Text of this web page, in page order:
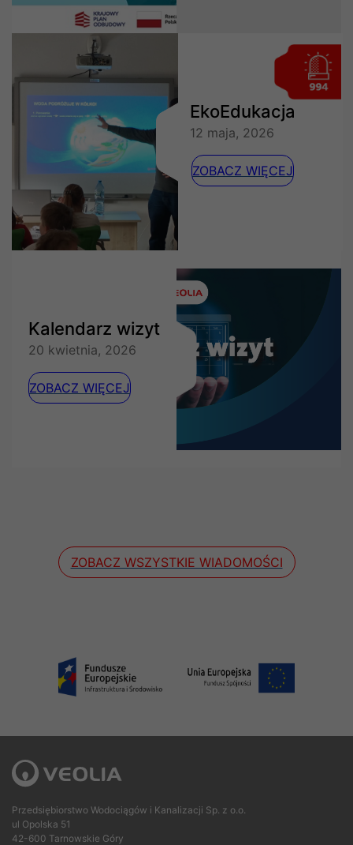
EkoEdukacja
12 maja, 2026
ZOBACZ WIĘCEJ
Kalendarz wizyt
20 kwietnia, 2026
ZOBACZ WIĘCEJ
ZOBACZ WSZYSTKIE WIADOMOŚCI
Przedsiębiorstwo Wodociągów i Kanalizacji Sp. z o.o.
ul Opolska 51
42-600 Tarnowskie Góry